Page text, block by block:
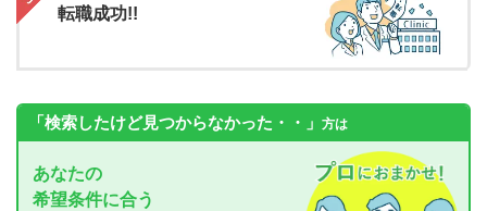
転職成功!!
「検索したけど見つからなかった・・」 方は
あなたの
希望条件に合う